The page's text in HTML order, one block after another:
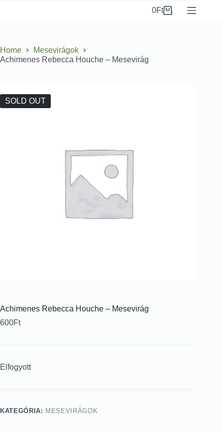
0Ft
Home
Mesevirágok
Achimenes Rebecca Houche – Mesevirág
SOLD OUT
Achimenes Rebecca Houche – Mesevirág
600Ft
Elfogyott
KATEGÓRIA: MESEVIRÁGOK